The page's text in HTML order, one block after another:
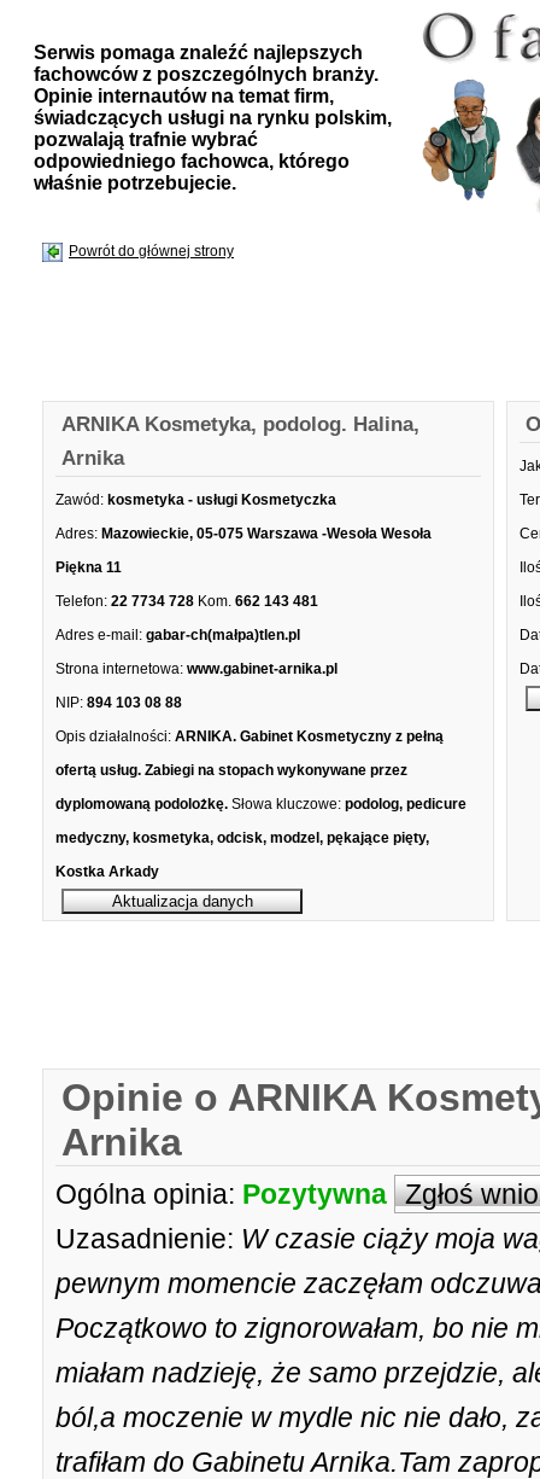
Serwis pomaga znaleźć najlepszych
fachowców z poszczególnych branży.
Opinie internautów na temat firm,
świadczących usługi na rynku polskim,
pozwalają trafnie wybrać
odpowiedniego fachowca, którego
właśnie potrzebujecie.
Powrót do głównej strony
ARNIKA Kosmetyka, podolog. Halina,
Arnika
Zawód: kosmetyka - usługi Kosmetyczka
Adres: Mazowieckie, 05-075 Warszawa -Wesoła Wesoła
Piękna 11
Telefon: 22 7734 728 Kom. 662 143 481
Adres e-mail: gabar-ch(małpa)tlen.pl
Strona internetowa: www.gabinet-arnika.pl
NIP: 894 103 08 88
Opis działalności: ARNIKA. Gabinet Kosmetyczny z pełną
ofertą usług. Zabiegi na stopach wykonywane przez
dyplomowaną podolożkę. Słowa kluczowe: podolog, pedicure
medyczny, kosmetyka, odcisk, modzel, pękające pięty,
Kostka Arkady
Opinie o ARNIKA
Arnika
Ogólna opinia: Pozytywna Zgłoś
Uzasadnienie: W czasie ciąży moja
pewnym momencie zaczęłam
Początkowo to zignorowałam, bo nie
miałam nadzieję, że samo przejdzie,
ból,a moczenie w mydle nic nie dało,
trafiłam do Gabinetu Arnika.Tam